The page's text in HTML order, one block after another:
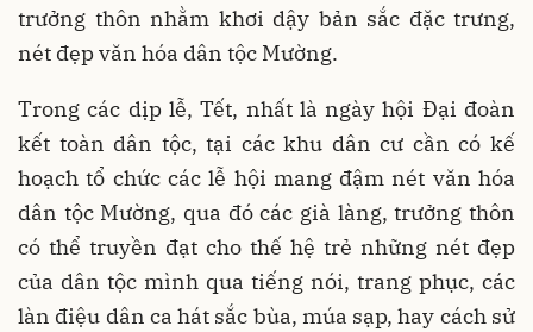
trưởng thôn nhằm khơi dậy bản sắc đặc trưng,
nét đẹp văn hóa dân tộc Mường.
Trong các dịp lễ, Tết, nhất là ngày hội Đại đoàn
kết toàn dân tộc, tại các khu dân cư cần có kế
hoạch tổ chức các lễ hội mang đậm nét văn hóa
dân tộc Mường, qua đó các già làng, trưởng thôn
có thể truyền đạt cho thế hệ trẻ những nét đẹp
của dân tộc mình qua tiếng nói, trang phục, các
làn điệu dân ca hát sắc bùa, múa sạp, hay cách sử